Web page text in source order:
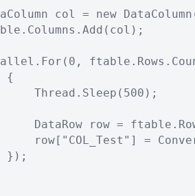
col = new
{
Thread.Sleep(500);
DataRow row =
row["COL_Test"] =
});